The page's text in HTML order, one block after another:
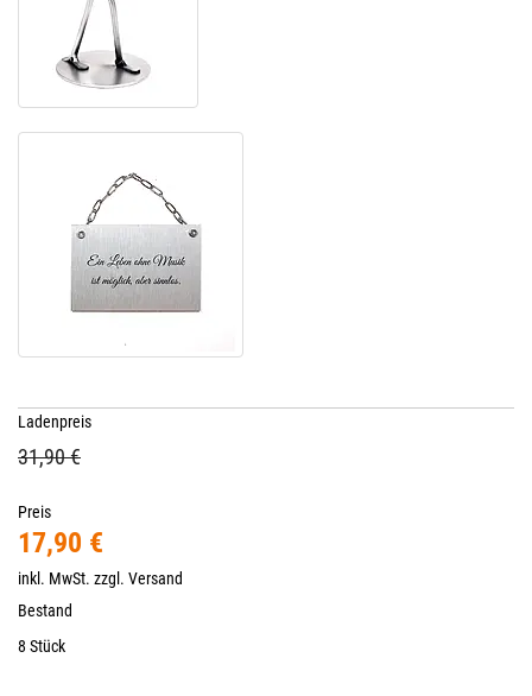
Ladenpreis
31,90 €
Preis
17,90 €
inkl. MwSt. zzgl. Versand
Bestand
8 Stück